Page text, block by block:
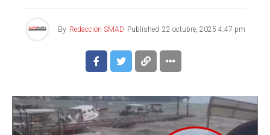
By Redacción SMAD Published 22 octubre, 2025 4:47 pm